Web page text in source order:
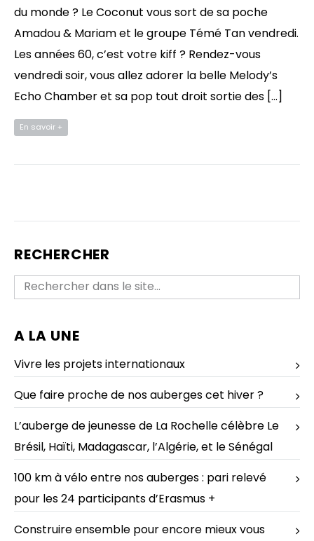
du monde ? Le Coconut vous sort de sa poche
Amadou & Mariam et le groupe Témé Tan vendredi.
Les années 60, c’est votre kiff ? Rendez-vous
vendredi soir, vous allez adorer la belle Melody’s
Echo Chamber et sa pop tout droit sortie des […]
En savoir +
RECHERCHER
A LA UNE
Vivre les projets internationaux
Que faire proche de nos auberges cet hiver ?
L’auberge de jeunesse de La Rochelle célèbre Le
Brésil, Haïti, Madagascar, l’Algérie, et le Sénégal
100 km à vélo entre nos auberges : pari relevé
pour les 24 participants d’Erasmus +
Construire ensemble pour encore mieux vous